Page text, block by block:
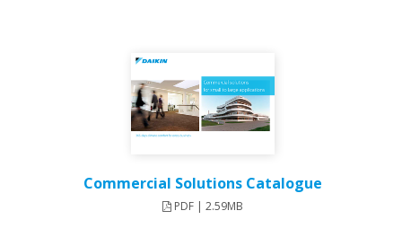
Commercial Solutions Catalogue
PDF | 2.59MB